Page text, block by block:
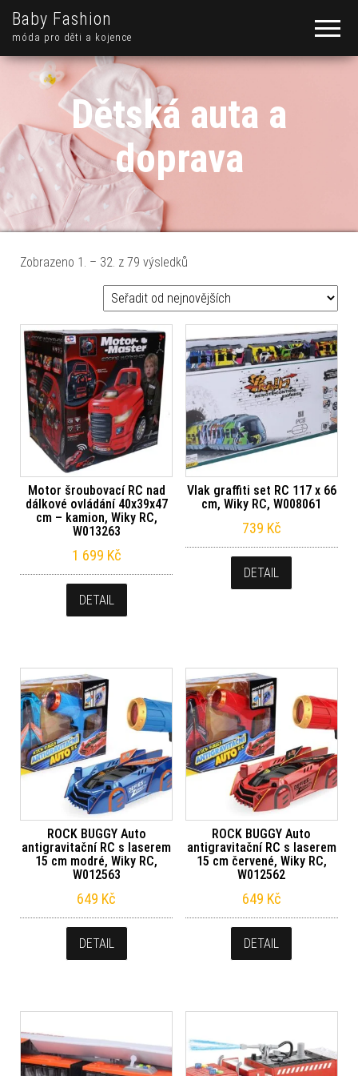
Baby Fashion
móda pro děti a kojence
Dětská auta a
doprava
Zobrazeno 1. – 32. z 79 výsledků
Motor šroubovací RC nad
dálkové ovládání 40x39x47
cm – kamion, Wiky RC,
W013263
1 699 Kč
DETAIL
Vlak graffiti set RC 117 x 66
cm, Wiky RC, W008061
739 Kč
DETAIL
ROCK BUGGY Auto
antigravitační RC s laserem
15 cm modré, Wiky RC,
W012563
649 Kč
DETAIL
ROCK BUGGY Auto
antigravitační RC s laserem
15 cm červené, Wiky RC,
W012562
649 Kč
DETAIL